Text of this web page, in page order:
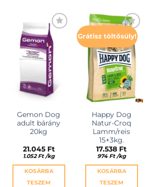
KEDVENCEKHEZ
Gemon Dog
adult bárány
20kg
21.045 Ft
1.052Ft /kg
KOSÁRBA
TESZEM
Grátisz töltősúly!
Happy Dog
Natur-Croq
Lamm/reis
15+3kg.
17.538 Ft
974 Ft /kg
KOSÁRBA
TESZEM